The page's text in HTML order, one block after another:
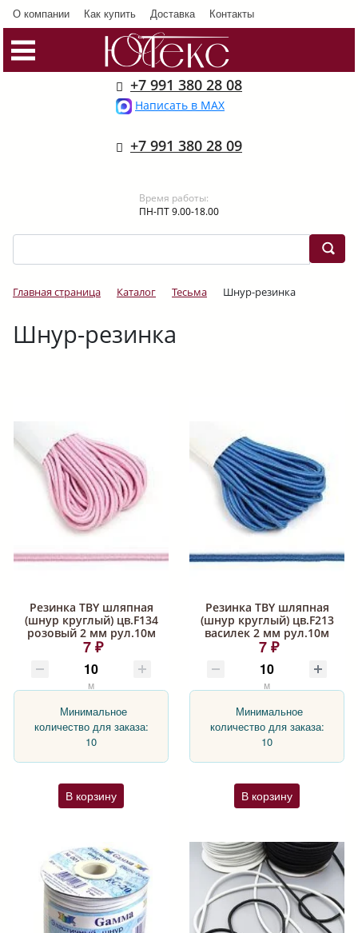
О компании Как купить Доставка Контакты
+7 991 380 28 08
Написать в MAX
+7 991 380 28 09
Время работы:
ПН-ПТ 9.00-18.00
Главная страница Каталог Тесьма Шнур-резинка
Шнур-резинка
Резинка TBY шляпная
(шнур круглый) цв.F134
розовый 2 мм рул.10м
7 ₽
м
Минимальное
количество для заказа:
10
В корзину
Резинка TBY шляпная
(шнур круглый) цв.F213
василек 2 мм рул.10м
7 ₽
м
Минимальное
количество для заказа:
10
В корзину